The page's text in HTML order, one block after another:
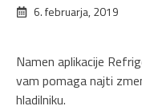
6. februarja, 2019
Namen aplikacije
vam pomaga najti
hladilniku.